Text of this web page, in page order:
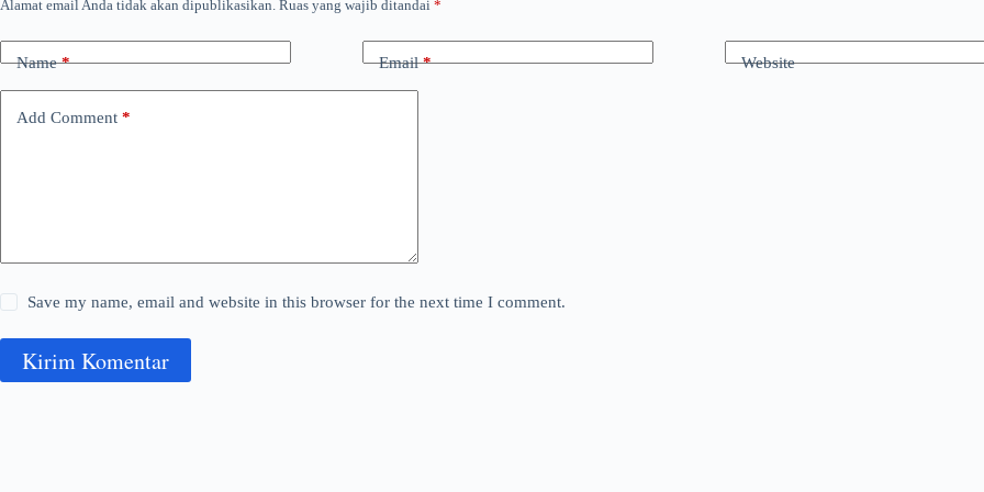
Alamat email Anda tidak akan dipublikasikan. Ruas yang wajib ditandai *
Name* Email* Website
Add Comment *
Save my name, email and website in this browser for the next time I comment.
Kirim Komentar